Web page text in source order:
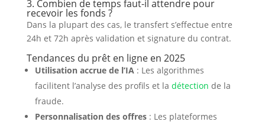
3. Combien de temps faut-il attendre pour
recevoir les fonds ?
Dans la plupart des cas, le transfert s’effectue entre
24h et 72h après validation et signature du contrat.
Tendances du prêt en ligne en 2025
Utilisation accrue de l’IA: Les algorithmes
facilitent l’analyse des profils et la détection de la
fraude.
Personnalisation des offres: Les plateformes